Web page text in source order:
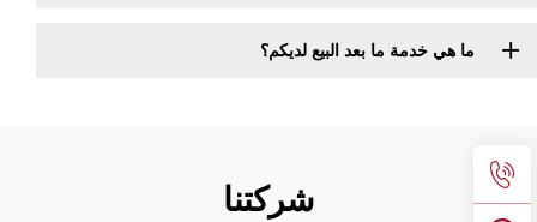
ما هي خدمة ما بعد البيع لديكم؟
شركتنا